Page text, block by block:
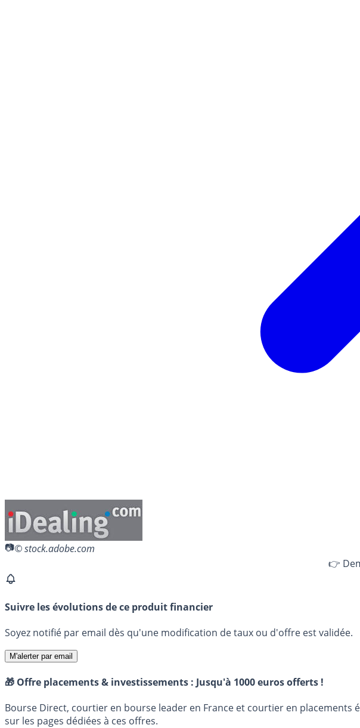
© stock.adobe.com
👉
Suivre les évolutions de ce produit financier
Soyez notifié par email dès qu'une modification de taux ou d'offre est validée.
M'alerter par email
🎁 Offre placements & investissements : Jusqu'à 1000 euros offerts !
Bourse Direct, courtier en bourse leader en France et courtier en
sur les pages dédiées à ces offres.